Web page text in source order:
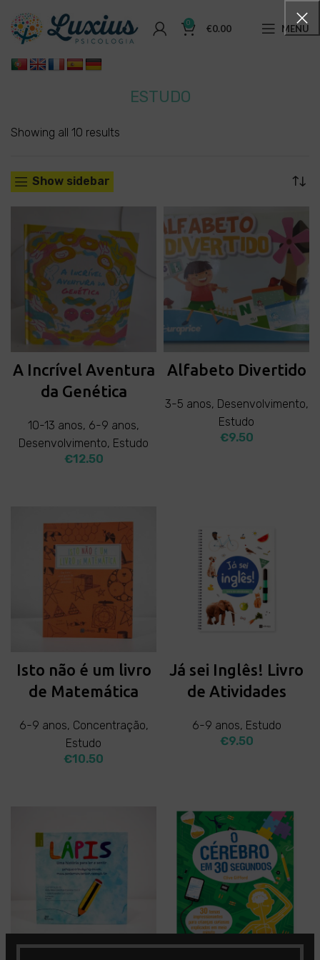
0 €0.00 MENU
ESTUDO
Showing all 10 results
Show sidebar
A Incrível Aventura
da Genética
10-13 anos, 6-9 anos,
Desenvolvimento, Estudo
€12.50
Alfabeto Divertido
3-5 anos, Desenvolvimento,
Estudo
€9.50
Isto não é um livro
de Matemática
6-9 anos, Concentração,
Estudo
€10.50
Já sei Inglês! Livro
de Atividades
6-9 anos, Estudo
€9.50